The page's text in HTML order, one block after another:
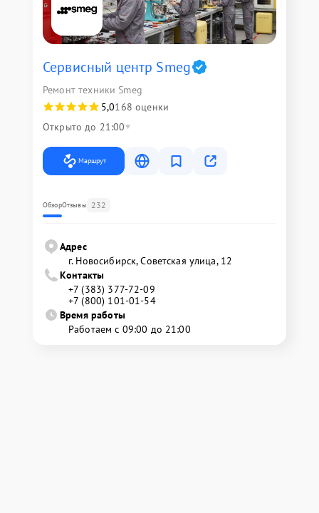
Сервисный центр Smeg
Ремонт техники Smeg
5,0168 оценки
Открыто до 21:00
Маршрут
ОбзорОтзывы 232
Адрес
г. Новосибирск, Советская улица, 12
Контакты
+7 (383) 377-72-09
+7 (800) 101-01-54
Время работы
Работаем с 09:00 до 21:00